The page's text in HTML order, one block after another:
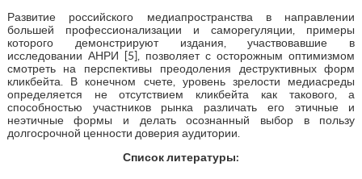
Развитие российского медиапространства в направлении
большей профессионализации и саморегуляции, примеры
которого демонстрируют издания, участвовавшие в
исследовании АНРИ [5], позволяет с осторожным оптимизмом
смотреть на перспективы преодоления деструктивных форм
кликбейта. В конечном счете, уровень зрелости медиасреды
определяется не отсутствием кликбейта как такового, а
способностью участников рынка различать его этичные и
неэтичные формы и делать осознанный выбор в пользу
долгосрочной ценности доверия аудитории.
Список литературы: